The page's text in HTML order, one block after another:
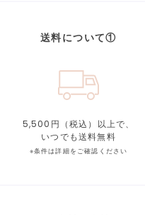
送料について①
5,500円（税込）以上で、
いつでも送料無料
※条件は詳細をご確認ください